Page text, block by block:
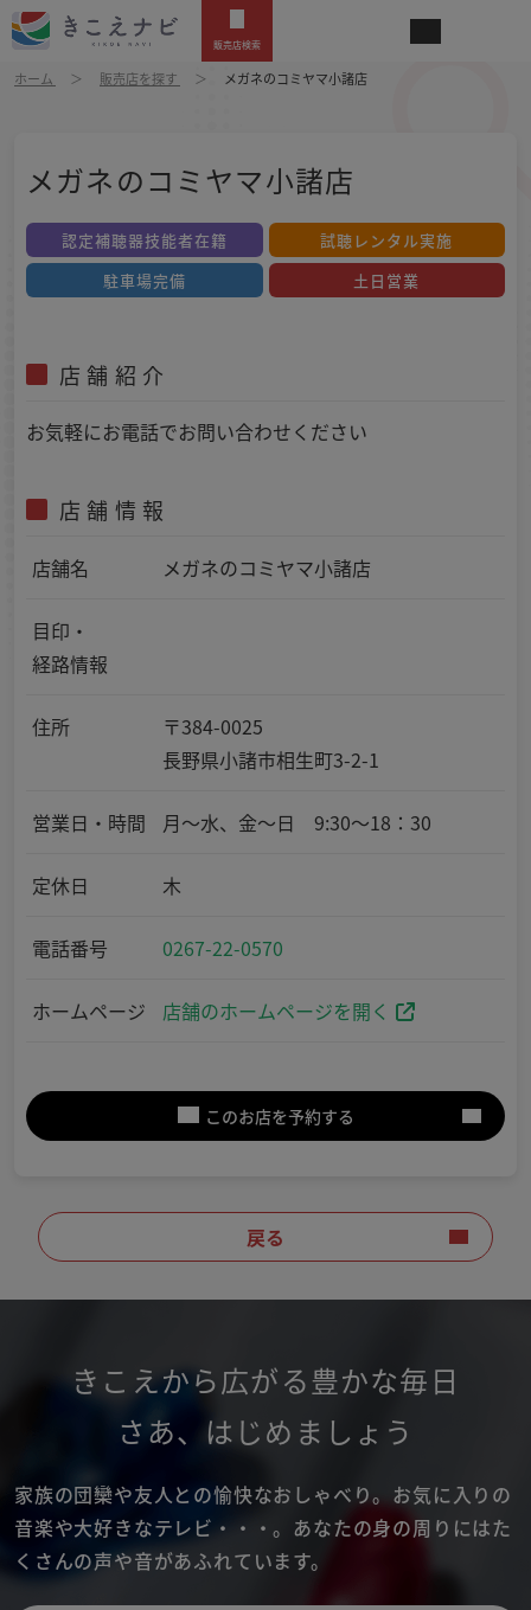
販売店検索
ホーム 販売店を探す メガネのコミヤマ小諸店
メガネのコミヤマ小諸店
認定補聴器技能者在籍
試聴レンタル実施
駐車場完備
土日営業
店舗紹介
お気軽にお電話でお問い合わせください
店舗情報
店舗名 メガネのコミヤマ小諸店
目印・
経路情報
住所
〒384-0025
長野県小諸市相生町3-2-1
営業日・時間 月～水、金～日 9:30～18：30
定休日 木
電話番号 0267-22-0570
ホームページ 店舗のホームページを開く
このお店を予約する
戻る
きこえから広がる豊かな毎日
さあ、 はじめましょう
家族の団欒や友人との愉快なおしゃべり。 お気に入りの
音楽や大好きなテレビ・・・。 あなたの身の周りにはた
くさんの声や音があふれています。